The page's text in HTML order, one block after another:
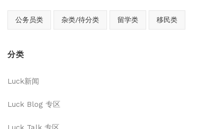
公务员类 杂类/待分类 留学类 移民类
分类
Luck新闻
Luck Blog 专区